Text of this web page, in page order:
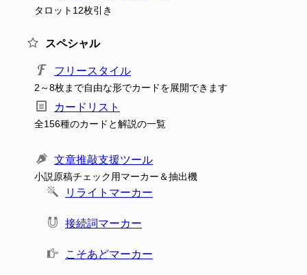
タロット12枚引き
スペシャル
フリースタイル
2～8枚まで自由な形でカードを展開できます
カードリスト
全156種のカードと解説の一覧
文章推敲支援ツール
小説原稿チェック用マーカー＆抽出機
リライトマーカー
接続詞マーカー
こそあどマーカー